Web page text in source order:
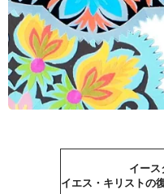
イース
イエス・キリストの